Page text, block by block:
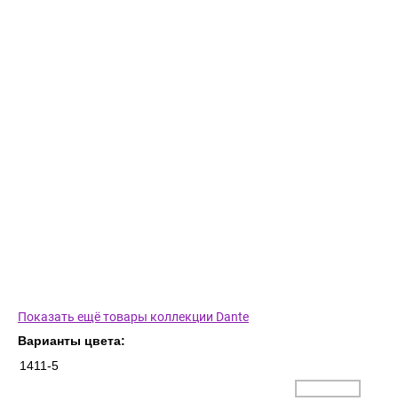
Показать ещё товары коллекции Dante
Варианты цвета:
1411-5